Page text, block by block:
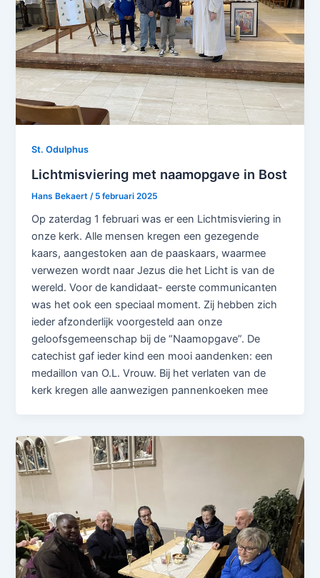
St. Odulphus
Lichtmisviering met naamopgave in Bost
Hans Bekaert / 5 februari 2025
Op zaterdag 1 februari was er een Lichtmisviering in
onze kerk. Alle mensen kregen een gezegende
kaars, aangestoken aan de paaskaars, waarmee
verwezen wordt naar Jezus die het Licht is van de
wereld. Voor de kandidaat- eerste communicanten
was het ook een speciaal moment. Zij hebben zich
ieder afzonderlijk voorgesteld aan onze
geloofsgemeenschap bij de “Naamopgave”. De
catechist gaf ieder kind een mooi aandenken: een
medaillon van O.L. Vrouw. Bij het verlaten van de
kerk kregen alle aanwezigen pannenkoeken mee